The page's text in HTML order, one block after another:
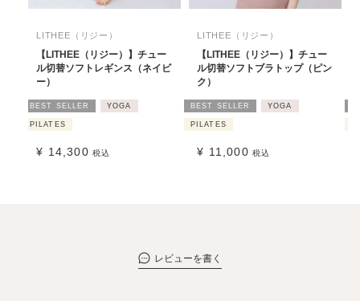
LITHEE（リジー）
【LITHEE（リジー）】チュー
ル切替ソフトレギンス（ネイビ
ー）
BEST SELLER YOGA
PILATES
¥ 14,300 税込
LITHEE（リジー）
【LITHEE（リジー）】チュー
ル切替ソフトブラトップ（ピン
ク）
BEST SELLER YOGA
PILATES
¥ 11,000 税込
レビューを書く